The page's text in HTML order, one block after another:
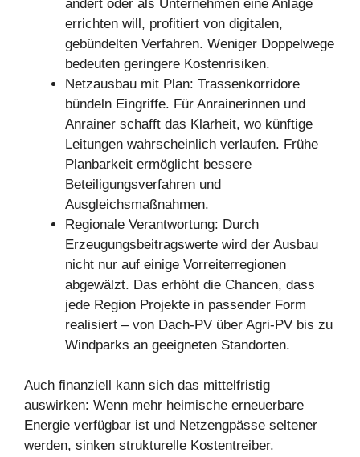
ändert oder als Unternehmen eine Anlage
errichten will, profitiert von digitalen,
gebündelten Verfahren. Weniger Doppelwege
bedeuten geringere Kostenrisiken.
Netzausbau mit Plan: Trassenkorridore
bündeln Eingriffe. Für Anrainerinnen und
Anrainer schafft das Klarheit, wo künftige
Leitungen wahrscheinlich verlaufen. Frühe
Planbarkeit ermöglicht bessere
Beteiligungsverfahren und
Ausgleichsmaßnahmen.
Regionale Verantwortung: Durch
Erzeugungsbeitragswerte wird der Ausbau
nicht nur auf einige Vorreiterregionen
abgewälzt. Das erhöht die Chancen, dass
jede Region Projekte in passender Form
realisiert – von Dach-PV über Agri-PV bis zu
Windparks an geeigneten Standorten.
Auch finanziell kann sich das mittelfristig
auswirken: Wenn mehr heimische erneuerbare
Energie verfügbar ist und Netzengpässe seltener
werden, sinken strukturelle Kostentreiber.